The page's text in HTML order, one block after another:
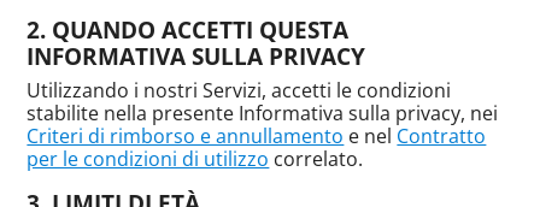
QUANDO ACCETTI QUESTA
INFORMATIVA SULLA PRIVACY
Utilizzando i nostri Servizi, accetti le condizioni
stabilite nella presente Informativa sulla privacy, nei
Criteri di rimborso e annullamento e nel Contratto
per le condizioni di utilizzo correlato.